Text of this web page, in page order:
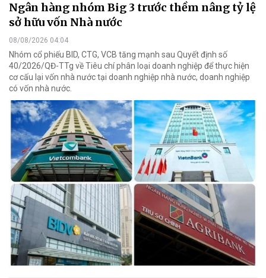
Ngân hàng nhóm Big 3 trước thềm nâng tỷ lệ
sở hữu vốn Nhà nước
08/08/2026 04:04
Nhóm cổ phiếu BID, CTG, VCB tăng mạnh sau Quyết định số
40/2026/QĐ-TTg về Tiêu chí phân loại doanh nghiệp để thực hiện
cơ cấu lại vốn nhà nước tại doanh nghiệp nhà nước, doanh nghiệp
có vốn nhà nước.